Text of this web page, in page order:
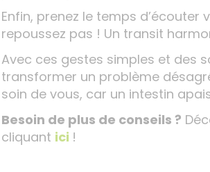
Enfin, prenez le temps d’écouter
repoussez pas ! Un transit
Avec ces gestes simples et des
transformer un problème
soin de vous, car un intestin
Besoin de plus de conseils ?
cliquant ici !